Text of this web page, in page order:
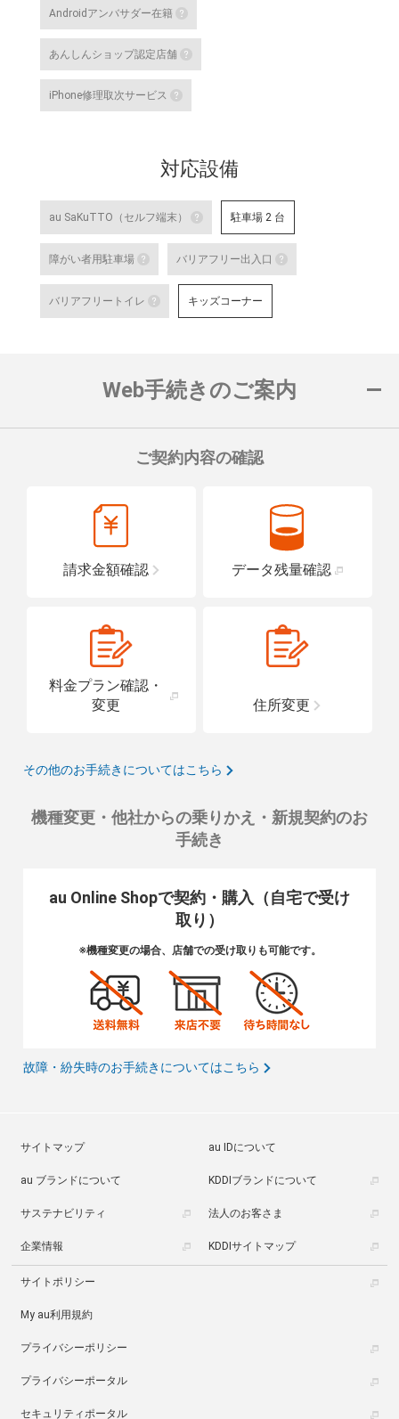
Androidアンバサダー在籍
あんしんショップ認定店舗
詳細はこちら
iPhone修理取次サービス
詳細はこちら
対応設備
au SaKuTTO（セルフ端末）
au SaKuTTO（セルフ端末）
お客さまご自身でお手続き可
対応可能なお手続きなど詳細は
駐車場 2 台
障がい者用駐車場
障がい者用駐車場
障がい者用の駐車スペースをご用意して
バリアフリー出入口
バリアフリートイレ
置している店舗です。
詳細はこちら
キッズコーナー
Web手続きのご案内
ご契約内容の確認
請求金額確認 データ残量確認
料金プラン確認・
変更
住所変更
その他のお手続きについてはこちら
機種変更・他社からの乗りかえ・新規契約のお
手続き
au Online Shopで契約・購入（自宅で受け
取り）
※機種変更の場合、店舗での受け取りも可能です。
故障・紛失時のお手続きについてはこちら
サイトマップ au IDについて
au ブランドについて KDDIブランドについて
サステナビリティ 法人のお客さま
企業情報 KDDIサイトマップ
サイトポリシー
My au利用規約
プライバシーポリシー
プライバシーポータル
セキュリティポータル